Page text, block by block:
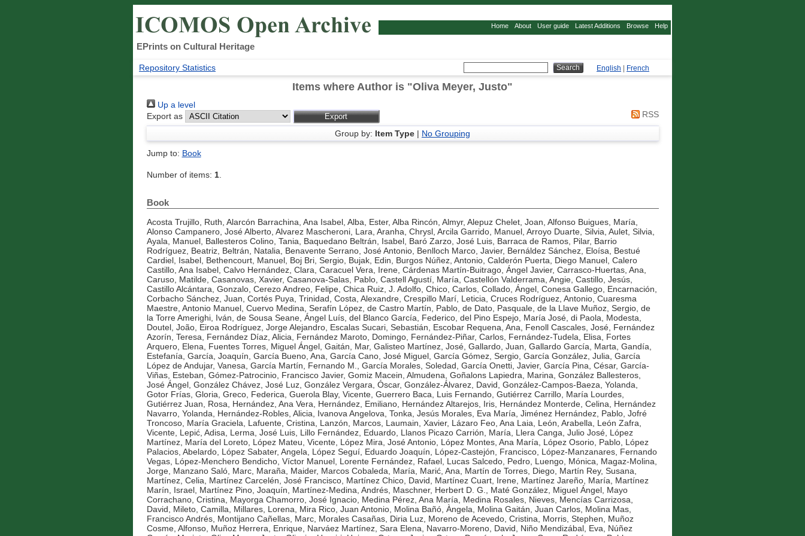
Home About User guide Latest Additions Browse Help
EPrints on Cultural Heritage
Repository Statistics English French
Items where Author is "Oliva Meyer, Justo"
Up a level
Export as
RSS
Group by: Item Type | No Grouping
Jump to: Book
Number of items: 1.
Book
Acosta Trujillo, Ruth, Alarcón Barrachina, Ana Isabel, Alba, Ester, Alba Rincón, Almyr, Alepuz Chelet, Joan, Alfonso Buigues, María,
Alonso Campanero, José Alberto, Alvarez Mascheroni, Lara, Aranha, Chrysl, Arcila Garrido, Manuel, Arroyo Duarte, Silvia, Aulet, Silvia,
Ayala, Manuel, Ballesteros Colino, Tania, Baquedano Beltrán, Isabel, Baró Zarzo, José Luis, Barraca de Ramos, Pilar, Barrio
Rodríguez, Beatriz, Beltrán, Natalia, Benavente Serrano, José Antonio, Benlloch Marco, Javier, Bernáldez Sánchez, Eloísa, Bestué
Cardiel, Isabel, Bethencourt, Manuel, Boj Bri, Sergio, Bujak, Edin, Burgos Núñez, Antonio, Calderón Puerta, Diego Manuel, Calero
Castillo, Ana Isabel, Calvo Hernández, Clara, Caracuel Vera, Irene, Cárdenas Martín-Buitrago, Ángel Javier, Carrasco-Huertas, Ana,
Caruso, Matilde, Casanovas, Xavier, Casanova-Salas, Pablo, Castell Agustí, María, Castellón Valderrama, Angie, Castillo, Jesús,
Castillo Alcántara, Gonzalo, Cerezo Andreo, Felipe, Chica Ruiz, J. Adolfo, Chico, Carlos, Collado, Ángel, Conesa Gallego, Encarnación,
Corbacho Sánchez, Juan, Cortés Puya, Trinidad, Costa, Alexandre, Crespillo Marí, Leticia, Cruces Rodríguez, Antonio, Cuaresma
Maestre, Antonio Manuel, Cuervo Medina, Serafín López, de Castro Martín, Pablo, de Dato, Pasquale, de la Llave Muñoz, Sergio, de
la Torre Amerighi, Iván, de Sousa Seane, Ángel Luís, del Blanco García, Federico, del Pino Espejo, María José, di Paola, Modesta,
Doutel, João, Eiroa Rodríguez, Jorge Alejandro, Escalas Sucari, Sebastián, Escobar Requena, Ana, Fenoll Cascales, José, Fernández
Azorín, Teresa, Fernández Díaz, Alicia, Fernández Maroto, Domingo, Fernández-Piñar, Carlos, Fernández-Tudela, Elisa, Fortes
Arquero, Elena, Fuentes Torres, Miguel Ángel, Gaitán, Mar, Galisteo Martínez, José, Gallardo, Juan, Gallardo García, Marta, Gandía,
Estefanía, García, Joaquín, García Bueno, Ana, García Cano, José Miguel, García Gómez, Sergio, García González, Julia, García
López de Andujar, Vanesa, García Martín, Fernando M., García Morales, Soledad, García Onetti, Javier, García Pina, César, García-
Viñas, Esteban, Gómez-Patrocinio, Francisco Javier, Gomiz Macein, Almudena, Goñalons Lapiedra, Marina, González Ballesteros,
José Ángel, González Chávez, José Luz, González Vergara, Óscar, González-Álvarez, David, González-Campos-Baeza, Yolanda,
Gotor Frías, Gloria, Greco, Federica, Guerola Blay, Vicente, Guerrero Baca, Luis Fernando, Gutiérrez Carrillo, María Lourdes,
Gutiérrez Juan, Rosa, Hernández, Ana Vera, Hernández, Emiliano, Hernández Altarejos, Iris, Hernández Monterde, Celina, Hernández
Navarro, Yolanda, Hernández-Robles, Alicia, Ivanova Angelova, Tonka, Jesús Morales, Eva María, Jiménez Hernández, Pablo, Jofré
Troncoso, María Graciela, Lafuente, Cristina, Lanzón, Marcos, Laumain, Xavier, Lázaro Feo, Ana Laia, León, Arabella, León Zafra,
Vicente, Lepić, Adisa, Lerma, José Luis, Lillo Fernández, Eduardo, Llanos Picazo Carrión, María, Llera Canga, Julio José, López
Martínez, María del Loreto, López Mateu, Vicente, López Mira, José Antonio, López Montes, Ana María, López Osorio, Pablo, López
Palacios, Abelardo, López Sabater, Angela, López Seguí, Eduardo Joaquín, López-Castejón, Francisco, López-Manzanares, Fernando
Vegas, López-Menchero Bendicho, Víctor Manuel, Lorente Fernández, Rafael, Lucas Salcedo, Pedro, Luengo, Mónica, Magaz-Molina,
Jorge, Manzano Saló, Marc, Maraña, Maider, Marcos Cobaleda, María, Marić, Ana, Martín de Torres, Diego, Martín Rey, Susana,
Martínez, Celia, Martínez Carcelén, José Francisco, Martínez Chico, David, Martínez Cuart, Irene, Martínez Jareño, María, Martínez
Marín, Israel, Martínez Pino, Joaquín, Martínez-Medina, Andrés, Maschner, Herbert D. G., Maté González, Miguel Ángel, Mayo
Corrachano, Cristina, Mayorga Chamorro, José Ignacio, Medina Pérez, Ana María, Medina Rosales, Nieves, Mencías Carrizosa,
David, Mileto, Camilla, Millares, Lorena, Mira Rico, Juan Antonio, Molina Bañó, Àngela, Molina Gaitán, Juan Carlos, Molina Mas,
Francisco Andrés, Montijano Cañellas, Marc, Morales Casañas, Diria Luz, Moreno de Acevedo, Cristina, Morris, Stephen, Muñoz
Cosme, Alfonso, Muñoz Herrera, Enrique, Narváez Martínez, Sara Elena, Navarro-Moreno, David, Niño Mendizábal, Eva, Núñez